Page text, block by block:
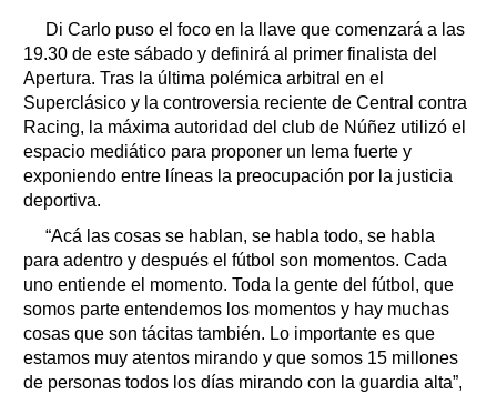
Di Carlo puso el foco en la llave que comenzará a las
19.30 de este sábado y definirá al primer finalista del
Apertura. Tras la última polémica arbitral en el
Superclásico y la controversia reciente de Central contra
Racing, la máxima autoridad del club de Núñez utilizó el
espacio mediático para proponer un lema fuerte y
exponiendo entre líneas la preocupación por la justicia
deportiva.
“Acá las cosas se hablan, se habla todo, se habla
para adentro y después el fútbol son momentos. Cada
uno entiende el momento. Toda la gente del fútbol, que
somos parte entendemos los momentos y hay muchas
cosas que son tácitas también. Lo importante es que
estamos muy atentos mirando y que somos 15 millones
de personas todos los días mirando con la guardia alta”,